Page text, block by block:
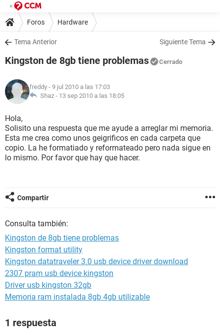
Foros Hardware
Tema Anterior Siguiente Tema
Kingston de 8gb tiene problemas Cerrado
freddy - 9 jul 2010 a las 17:03
Shaz - 13 sep 2010 a las 18:05
Hola,
Solisito una respuesta que me ayude a arreglar mi memoria.
Esta me crea como unos geigrificos en cada carpeta que
copio. La he formatiado y reformateado pero nada sigue en
lo mismo. Por favor que hay que hacer.
Compartir
Consulta también:
Kingston de 8gb tiene problemas
Kingston format utility
Kingston datatraveler 3.0 usb device driver download
2307 pram usb device kingston
Driver usb kingston 32gb
Memoria ram instalada 8gb 4gb utilizable
1 respuesta